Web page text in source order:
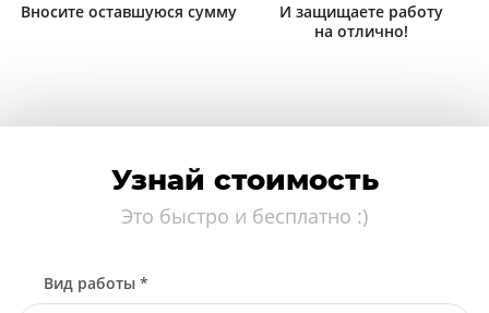
Вносите оставшуюся сумму
И защищаете работу
на отлично!
Узнай стоимость
Это быстро и бесплатно :)
Вид работы *